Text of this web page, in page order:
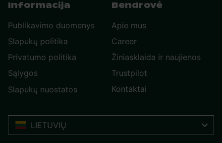
Informacija
Publikavimo duomenys
Slapukų politika
Privatumo politika
Sąlygos
Slapukų nuostatos
Bendrovė
Apie mus
Career
Žiniasklaida ir naujienos
Trustpilot
Kontaktai
LIETUVIŲ